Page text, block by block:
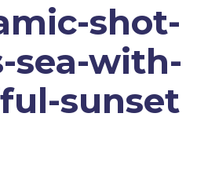
shot-
sea-with-
sunset